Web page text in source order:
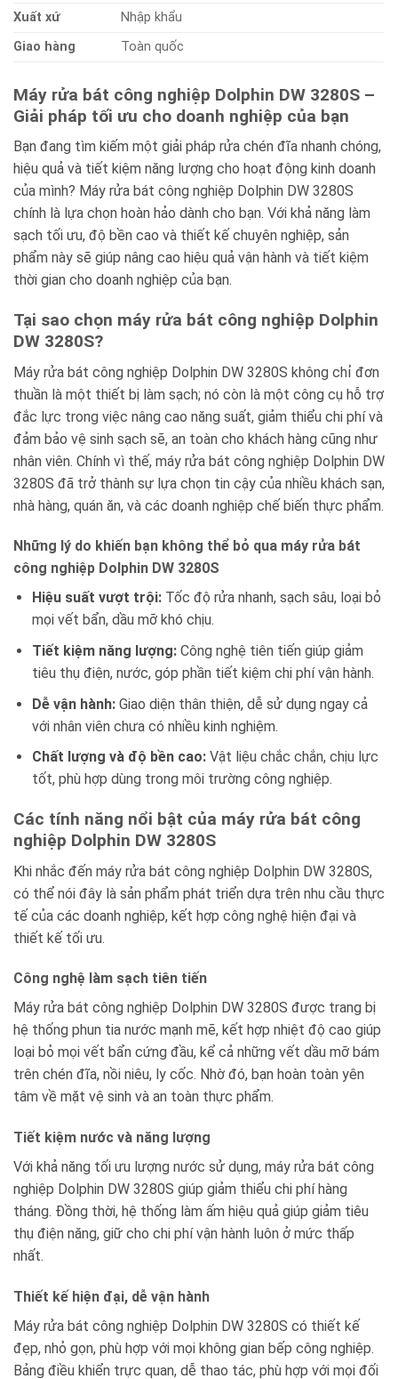
Xuất xứ
Nhập khẩu
Giao hàng
Toàn quốc
Máy rửa bát công nghiệp Dolphin DW 3280S –
Giải pháp tối ưu cho doanh nghiệp của bạn
Bạn đang tìm kiếm một giải pháp rửa chén đĩa nhanh chóng,
hiệu quả và tiết kiệm năng lượng cho hoạt động kinh doanh
của mình? Máy rửa bát công nghiệp Dolphin DW 3280S
chính là lựa chọn hoàn hảo dành cho bạn. Với khả năng làm
sạch tối ưu, độ bền cao và thiết kế chuyên nghiệp, sản
phẩm này sẽ giúp nâng cao hiệu quả vận hành và tiết kiệm
thời gian cho doanh nghiệp của bạn.
Tại sao chọn máy rửa bát công nghiệp Dolphin
DW 3280S?
Máy rửa bát công nghiệp Dolphin DW 3280S không chỉ đơn
thuần là một thiết bị làm sạch; nó còn là một công cụ hỗ trợ
đắc lực trong việc nâng cao năng suất, giảm thiểu chi phí và
đảm bảo vệ sinh sạch sẽ, an toàn cho khách hàng cũng như
nhân viên. Chính vì thế, máy rửa bát công nghiệp Dolphin DW
3280S đã trở thành sự lựa chọn tin cậy của nhiều khách sạn,
nhà hàng, quán ăn, và các doanh nghiệp chế biến thực phẩm.
Những lý do khiến bạn không thể bỏ qua máy rửa bát
công nghiệp Dolphin DW 3280S
Hiệu suất vượt trội:Tốc độ rửa nhanh, sạch sâu, loại bỏ
mọi vết bẩn, dầu mỡ khó chịu.
Tiết kiệm năng lượng:Công nghệ tiên tiến giúp giảm
tiêu thụ điện, nước, góp phần tiết kiệm chi phí vận hành.
Dễ vận hành:Giao diện thân thiện, dễ sử dụng ngay cả
với nhân viên chưa có nhiều kinh nghiệm.
Chất lượng và độ bền cao:Vật liệu chắc chắn, chịu lực
tốt, phù hợp dùng trong môi trường công nghiệp.
Các tính năng nổi bật của máy rửa bát công
nghiệp Dolphin DW 3280S
Khi nhắc đến máy rửa bát công nghiệp Dolphin DW 3280S,
có thể nói đây là sản phẩm phát triển dựa trên nhu cầu thực
tế của các doanh nghiệp, kết hợp công nghệ hiện đại và
thiết kế tối ưu.
Công nghệ làm sạch tiên tiến
Máy rửa bát công nghiệp Dolphin DW 3280S được trang bị
hệ thống phun tia nước mạnh mẽ, kết hợp nhiệt độ cao giúp
loại bỏ mọi vết bẩn cứng đầu, kể cả những vết dầu mỡ bám
trên chén đĩa, nồi niêu, ly cốc. Nhờ đó, bạn hoàn toàn yên
tâm về mặt vệ sinh và an toàn thực phẩm.
Tiết kiệm nước và năng lượng
Với khả năng tối ưu lượng nước sử dụng, máy rửa bát công
nghiệp Dolphin DW 3280S giúp giảm thiểu chi phí hàng
tháng. Đồng thời, hệ thống làm ấm hiệu quả giúp giảm tiêu
thụ điện năng, giữ cho chi phí vận hành luôn ở mức thấp
nhất.
Thiết kế hiện đại, dễ vận hành
Máy rửa bát công nghiệp Dolphin DW 3280S có thiết kế
đẹp, nhỏ gọn, phù hợp với mọi không gian bếp công nghiệp.
Bảng điều khiển trực quan, dễ thao tác, phù hợp với mọi đối